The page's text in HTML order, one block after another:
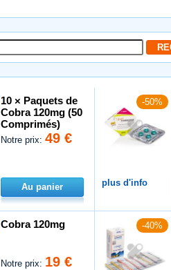
10 × Paquets de
Cobra 120mg (50
Comprimés)
Notre prix:49 €
Au panier
-50%
plus d'info
Cobra 120mg
Notre prix: 19 €
-40%